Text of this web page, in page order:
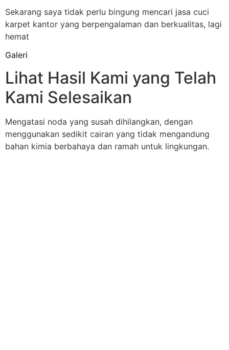
Sekarang saya tidak perlu bingung mencari jasa cuci
karpet kantor yang berpengalaman dan berkualitas, lagi
hemat
Galeri
Lihat Hasil Kami yang Telah
Kami Selesaikan
Mengatasi noda yang susah dihilangkan, dengan
menggunakan sedikit cairan yang tidak mengandung
bahan kimia berbahaya dan ramah untuk lingkungan.